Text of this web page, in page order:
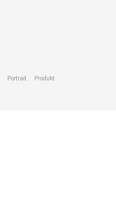
Portrait Produkt